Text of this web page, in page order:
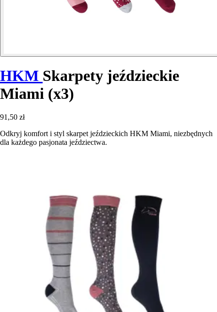
HKM Skarpety jeździeckie
Miami (x3)
91,50 zł
Odkryj komfort i styl skarpet jeździeckich HKM Miami, niezbędnych
dla każdego pasjonata jeździectwa.